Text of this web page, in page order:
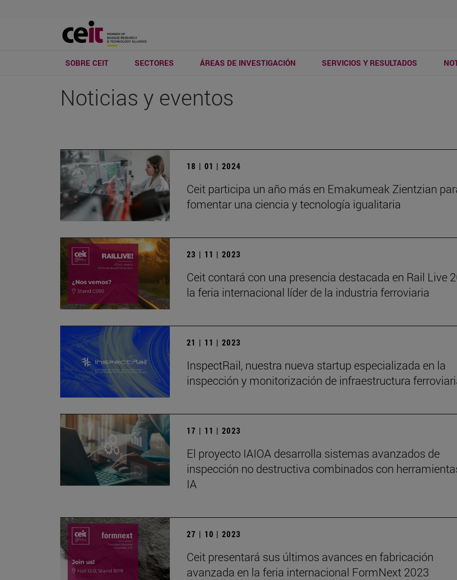
SOBRE CEIT SECTORES ÁREAS DE INVESTIGACIÓN SERVICIOS Y RESULTADOS
Noticias y eventos
18 | 01 | 2024
Ceit participa un año más en Emakumeak Zientzian
fomentar una ciencia y tecnología igualitaria
23 | 11 | 2023
Ceit contará con una presencia destacada en Rail Live
la feria internacional líder de la industria ferroviaria
21 | 11 | 2023
InspectRail, nuestra nueva startup especializada en la
inspección y monitorización de infraestructura
17 | 11 | 2023
El proyecto IAIOA desarrolla sistemas avanzados de
inspección no destructiva combinados con
IA
27 | 10 | 2023
Ceit presentará sus últimos avances en fabricación
avanzada en la feria internacional FormNext 2023